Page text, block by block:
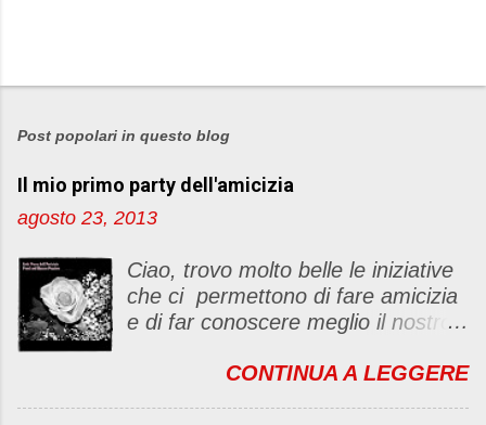
P
s
a
u
c
o
m
m
t
Post popolari in questo blog
Il mio primo party dell'amicizia
agosto 23, 2013
Ciao, trovo molto belle le iniziative
che ci permettono di fare amicizia
e di far conoscere meglio il nostro
un "party" dell'amicizia .... Mi
CONTINUA A LEGGERE